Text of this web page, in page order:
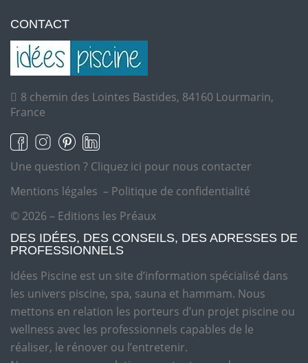
CONTACT
8 chemin des Lointes Bastides, 84160 Lourmarin,
France
Une question ? Cliquez ici pour nous contacter
Mentions légales – Politique de confidentialité
© 2026 – Editions les Préaux
DES IDÉES, DES CONSEILS, DES ADRESSES DE
PROFESSIONNELS
Idées Piscine est un site d’information spécialisé dans
les univers piscine, spa, sauna et hammam. Nous
mettons en relation les porteurs d’un projet piscine ou
wellness avec les professionnels capables de le
réaliser, le rénover ou l’entretenir.